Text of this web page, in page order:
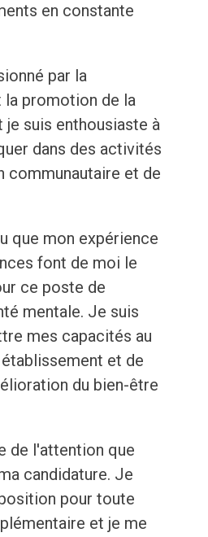
en constante
par la
promotion de la
je suis enthousiaste à
dans des activités
communautaire et de
que mon expérience
font de moi le
ce poste de
mentale. Je suis
mes capacités au
et de
du bien-être
de l'attention que
candidature. Je
pour toute
et je me